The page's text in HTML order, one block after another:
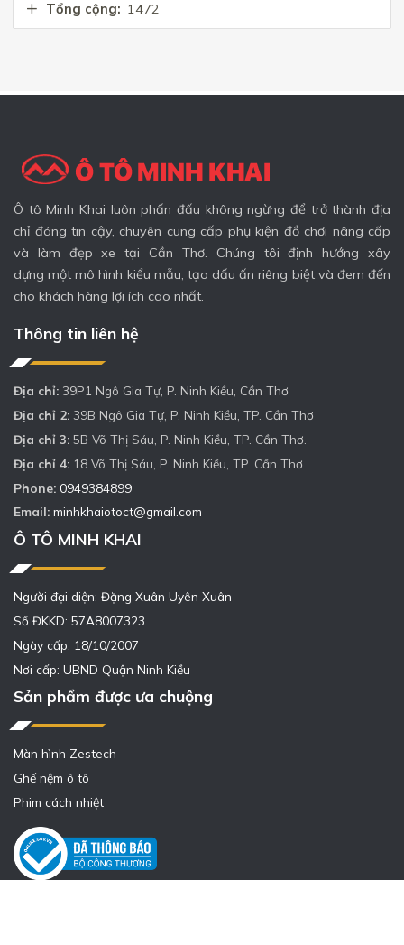
Tổng cộng: 1472
Ô tô Minh Khai luôn phấn đấu không ngừng để trở thành địa
chỉ đáng tin cậy, chuyên cung cấp phụ kiện đồ chơi nâng cấp
và làm đẹp xe tại Cần Thơ. Chúng tôi định hướng xây
dựng một mô hình kiểu mẫu, tạo dấu ấn riêng biệt và đem đến
cho khách hàng lợi ích cao nhất.
Thông tin liên hệ
Địa chỉ: 39P1 Ngô Gia Tự, P. Ninh Kiều, Cần Thơ
Địa chỉ 2: 39B Ngô Gia Tự, P. Ninh Kiều, TP. Cần Thơ
Địa chỉ 3: 5B Võ Thị Sáu, P. Ninh Kiều, TP. Cần Thơ.
Địa chỉ 4: 18 Võ Thị Sáu, P. Ninh Kiều, TP. Cần Thơ.
Phone: 0949384899
Email: minhkhaiotoct@gmail.com
Ô TÔ MINH KHAI
Người đại diện: Đặng Xuân Uyên Xuân
Số ĐKKD: 57A8007323
Ngày cấp: 18/10/2007
Nơi cấp: UBND Quận Ninh Kiều
Sản phẩm được ưa chuộng
Màn hình Zestech
Ghế nệm ô tô
Phim cách nhiệt